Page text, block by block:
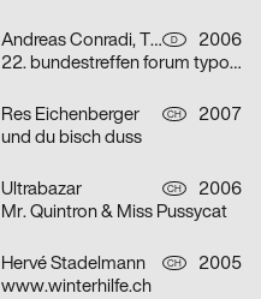
Andreas Conradi, Tino Graß, Martin Hoffmann, Tristan Schmitz D
2006
22. bundestreffen forum typografie/walbaum tanzt grotesk
Res Eichenberger CH
2007
und du bisch duss
Ultrabazar CH
2006
Mr. Quintron & Miss Pussycat
Hervé Stadelmann CH
2005
www.winterhilfe.ch